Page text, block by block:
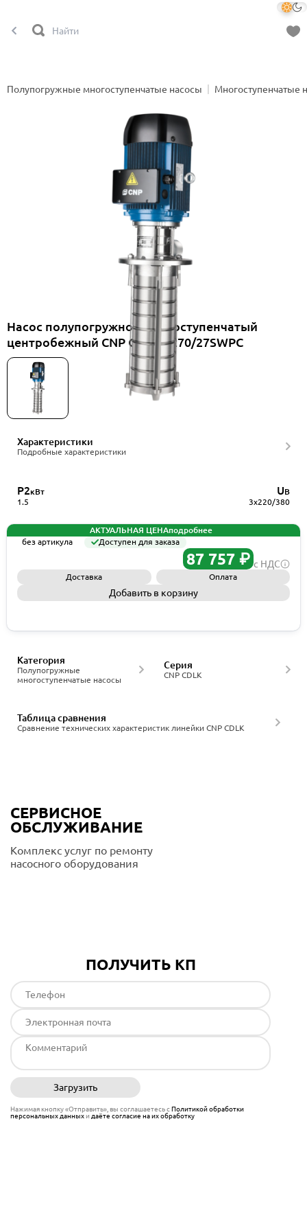
Полупогружные многоступенчатые насосы Многоступенчатые
Насос полупогружной многоступенчатый
центробежный CNP CDLK1-270/27SWPC
Характеристики
Подробные характеристики
P2кВт
1.5
UВ
3x220/380
АКТУАЛЬНАЯ ЦЕНАподробнее
без артикула
Доступен для заказа
87 757 ₽ с НДС
Доставка Оплата
Добавить в корзину
Полупогружные
многоступенчатые насосы
Категория
CNP CDLK
Серия
Сравнение технических характеристик линейки CNP CDLK
Таблица сравнения
СЕРВИСНОЕ
ОБСЛУЖИВАНИЕ
Комплекс услуг по ремонту
насосного оборудования
ПОЛУЧИТЬ КП
Загрузить
Нажимая кнопку «Отправить», вы соглашаетесь сПолитикой обработки
персональных данныхи даёте согласие на их обработку